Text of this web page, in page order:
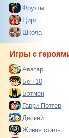
Фрукты
Цирк
Школа
Игры с
Аватар
Бен 10
Бэтмен
Гарри Поттер
Дисней
Живая сталь